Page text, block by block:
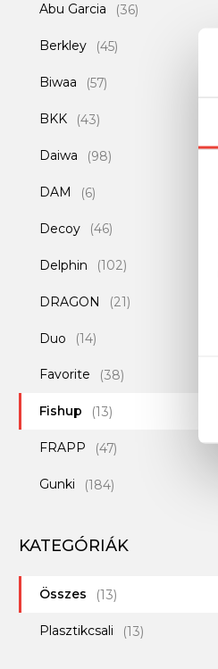
Abu Garcia (36)
Berkley (45)
Biwaa (57)
BKK (43)
Daiwa (98)
DAM (6)
Decoy (46)
Delphin (102)
DRAGON (21)
Duo (14)
Favorite (38)
Fishup (13)
FRAPP (47)
Gunki (184)
Iron Claw (65)
Jackall (5)
KATEGÓRIÁK
Összes (13)
Plasztikcsali (13)